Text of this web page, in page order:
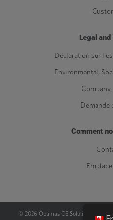
Legal
Déclaration sur
Environmental,
Company
Demande
Comment
© 2026 Optimas OE Solutions, LLC. |